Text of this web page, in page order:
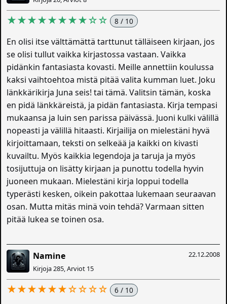
★★★★★★★★☆☆ 8 / 10
En olisi itse välttämättä tarttunut tälläiseen kirjaan, jos
se olisi tullut vaikka kirjastossa vastaan. Vaikka
pidänkin fantasiasta kovasti. Meille annettiin koulussa
kaksi vaihtoehtoa mistä pitää valita kumman luet. Joku
länkkärikirja Juna seis! tai tämä. Valitsin tämän, koska
en pidä länkkäreistä, ja pidän fantasiasta. Kirja tempasi
mukaansa ja luin sen parissa päivässä. Juoni kulki välillä
nopeasti ja välillä hitaasti. Kirjailija on mielestäni hyvä
kirjoittamaan, teksti on selkeää ja kaikki on kivasti
kuvailtu. Myös kaikkia legendoja ja taruja ja myös
tosijuttuja on lisätty kirjaan ja punottu todella hyvin
juoneen mukaan. Mielestäni kirja loppui todella
typerästi kesken, oikein pakottaa lukemaan seuraavan
osan. Mutta mitäs minä voin tehdä? Varmaan sitten
pitää lukea se toinen osa.
22.12.2008
Namine
Kirjoja 285, Arviot 15
★★★★★★☆☆☆☆ 6 / 10